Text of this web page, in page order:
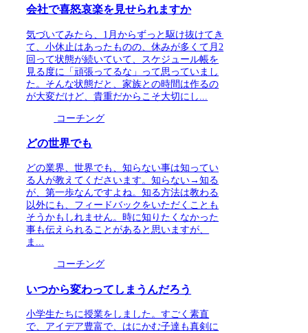
会社で喜怒哀楽を見せられますか
気づいてみたら、1月からずっと駆け抜けてき
て、小休止はあったものの、休みが多くて月2
回って状態が続いていて、スケジュール帳を
見る度に「頑張ってるな」って思っていまし
た。そんな状態だと、家族との時間は作るの
が大変だけど、貴重だからこそ大切にし...
コーチング
どの世界でも
どの業界、世界でも、知らない事は知ってい
る人が教えてくださいます。知らない→知る
が、第一歩なんですよね。知る方法は教わる
以外にも、フィードバックをいただくことも
そうかもしれません。時に知りたくなかった
事も伝えられることがあると思いますが、
ま...
コーチング
いつから変わってしまうんだろう
小学生たちに授業をしました。すごく素直
で、アイデア豊富で、はにかむ子達も真剣に